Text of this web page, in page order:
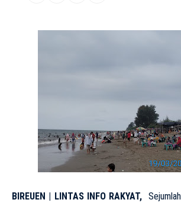
BIREUEN | LINTAS INFO RAKYAT,